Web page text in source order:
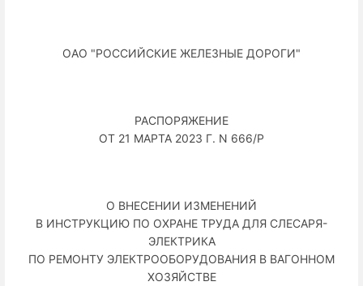
ОАО "РОССИЙСКИЕ ЖЕЛЕЗНЫЕ ДОРОГИ"
РАСПОРЯЖЕНИЕ
ОТ 21 МАРТА 2023 Г. N 666/Р
О ВНЕСЕНИИ ИЗМЕНЕНИЙ
В ИНСТРУКЦИЮ ПО ОХРАНЕ ТРУДА ДЛЯ СЛЕСАРЯ-
ЭЛЕКТРИКА
ПО РЕМОНТУ ЭЛЕКТРООБОРУДОВАНИЯ В ВАГОННОМ
ХОЗЯЙСТВЕ